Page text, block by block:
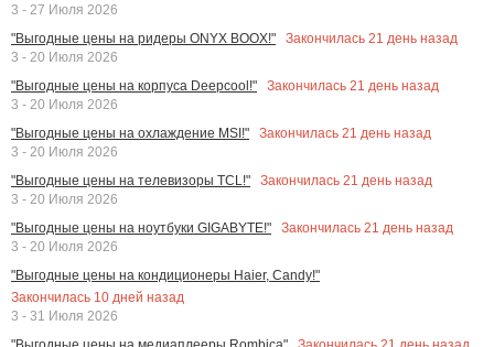
3 - 27 Июля 2026
"Выгодные цены на ридеры ONYX BOOX!"
Закончилась 21 день назад
3 - 20 Июля 2026
"Выгодные цены на корпуса Deepcool!"
Закончилась 21 день назад
3 - 20 Июля 2026
"Выгодные цены на охлаждение MSI!"
Закончилась 21 день назад
3 - 20 Июля 2026
"Выгодные цены на телевизоры TCL!"
Закончилась 21 день назад
3 - 20 Июля 2026
"Выгодные цены на ноутбуки GIGABYTE!"
Закончилась 21 день назад
3 - 20 Июля 2026
"Выгодные цены на кондиционеры Haier, Candy!"
Закончилась 10 дней назад
3 - 31 Июля 2026